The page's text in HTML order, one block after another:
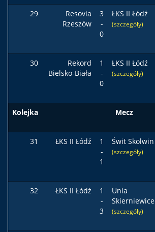
29
Resovia
Rzeszów
3
-
0
ŁKS II Łódź
(szczegóły)
30
Rekord
Bielsko-Biała
1
-
0
ŁKS II Łódź
(szczegóły)
Kolejka Mecz
31 ŁKS II Łódź
1
-
1
Świt Skolwin
(szczegóły)
32 ŁKS II Łódź
1
-
3
Unia
Skierniewice
(szczegóły)